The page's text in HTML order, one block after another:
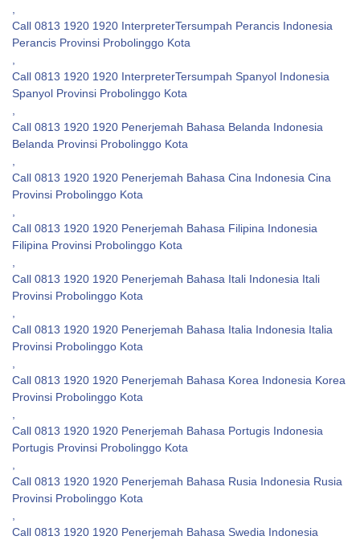
,
Call 0813 1920 1920 InterpreterTersumpah Perancis Indonesia
Perancis Provinsi Probolinggo Kota
,
Call 0813 1920 1920 InterpreterTersumpah Spanyol Indonesia
Spanyol Provinsi Probolinggo Kota
,
Call 0813 1920 1920 Penerjemah Bahasa Belanda Indonesia
Belanda Provinsi Probolinggo Kota
,
Call 0813 1920 1920 Penerjemah Bahasa Cina Indonesia Cina
Provinsi Probolinggo Kota
,
Call 0813 1920 1920 Penerjemah Bahasa Filipina Indonesia
Filipina Provinsi Probolinggo Kota
,
Call 0813 1920 1920 Penerjemah Bahasa Itali Indonesia Itali
Provinsi Probolinggo Kota
,
Call 0813 1920 1920 Penerjemah Bahasa Italia Indonesia Italia
Provinsi Probolinggo Kota
,
Call 0813 1920 1920 Penerjemah Bahasa Korea Indonesia Korea
Provinsi Probolinggo Kota
,
Call 0813 1920 1920 Penerjemah Bahasa Portugis Indonesia
Portugis Provinsi Probolinggo Kota
,
Call 0813 1920 1920 Penerjemah Bahasa Rusia Indonesia Rusia
Provinsi Probolinggo Kota
,
Call 0813 1920 1920 Penerjemah Bahasa Swedia Indonesia